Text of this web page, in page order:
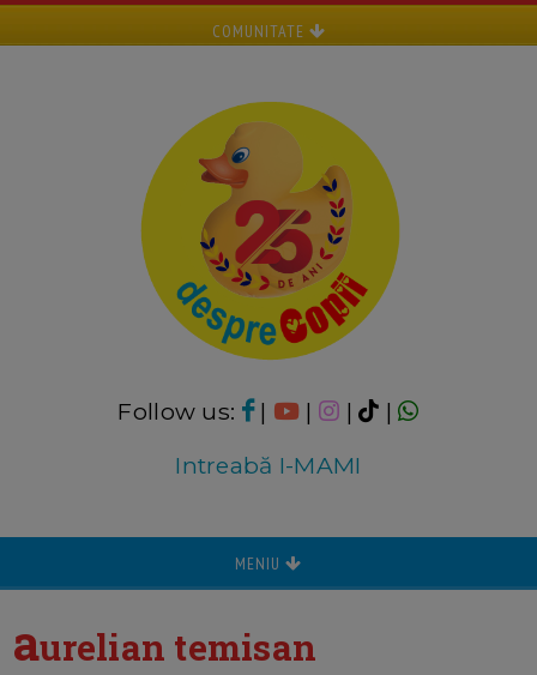
COMUNITATE
Follow us: | | |
|
Intreabă I-MAMI
MENIU
aurelian temisan